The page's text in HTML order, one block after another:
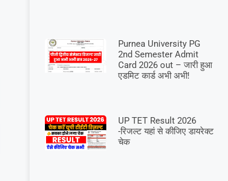
Purnea University PG
2nd Semester Admit
Card 2026 out – जारी हुआ
एडमिट कार्ड अभी अभी!
UP TET Result 2026
-रिजल्ट यहां से कीजिए डायरेक्ट
चेक